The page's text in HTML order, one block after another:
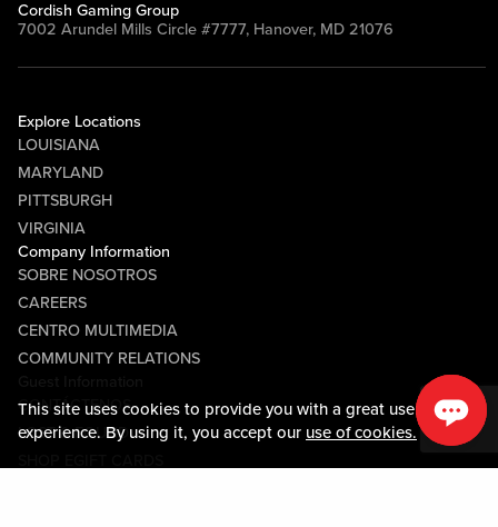
This site uses cookies to provide you with a great user
experience. By using it, you accept our use of cookies.
Cordish Gaming Group
7002 Arundel Mills Circle #7777, Hanover, MD 21076
Explore Locations
LOUISIANA
MARYLAND
PITTSBURGH
VIRGINIA
Company Information
SOBRE NOSOTROS
CAREERS
CENTRO MULTIMEDIA
COMMUNITY RELATIONS
CONTÁCTENOS
LOST & FOUND